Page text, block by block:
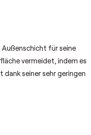
für seine
vermeidet, indem es
dank seiner sehr geringen